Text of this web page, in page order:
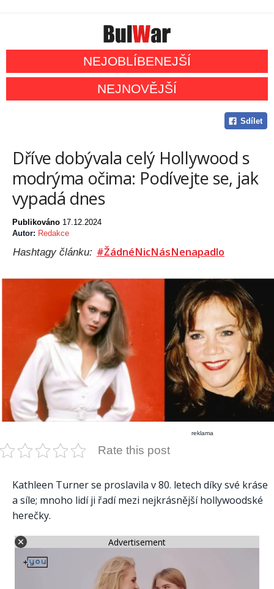
NEJOBLÍBENEJŠÍ
NEJNOVĚJŠÍ
Sdílet
Dříve dobývala celý Hollywood s
modrýma očima: Podívejte se, jak
vypadá dnes
Publikováno 17.12.2024
Autor: Redakce
Hashtagy článku: #ŽádnéNicNásNenapadlo
reklama
Rate this post
Kathleen Turner se proslavila v 80. letech díky své kráse
a síle; mnoho lidí ji řadí mezi nejkrásnější hollywoodské
herečky.
Advertisement